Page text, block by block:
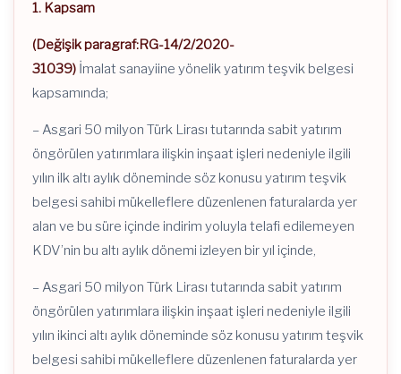
1. Kapsam
(Değişik paragraf:RG-14/2/2020-
31039) İmalat sanayiine yönelik yatırım teşvik belgesi
kapsamında;
– Asgari 50 milyon Türk Lirası tutarında sabit yatırım
öngörülen yatırımlara ilişkin inşaat işleri nedeniyle ilgili
yılın ilk altı aylık döneminde söz konusu yatırım teşvik
belgesi sahibi mükelleflere düzenlenen faturalarda yer
alan ve bu süre içinde indirim yoluyla telafi edilemeyen
KDV’nin bu altı aylık dönemi izleyen bir yıl içinde,
– Asgari 50 milyon Türk Lirası tutarında sabit yatırım
öngörülen yatırımlara ilişkin inşaat işleri nedeniyle ilgili
yılın ikinci altı aylık döneminde söz konusu yatırım teşvik
belgesi sahibi mükelleflere düzenlenen faturalarda yer